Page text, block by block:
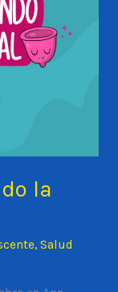
la
,Salud